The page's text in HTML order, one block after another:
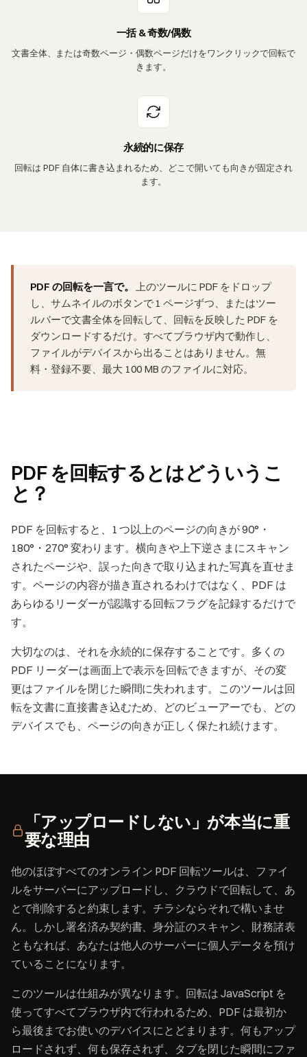
一括 & 奇数/偶数
文書全体、または奇数ページ・偶数ページだけをワンクリックで回転で
きます。
永続的に保存
回転は PDF 自体に書き込まれるため、どこで開いても向きが固定され
ます。
PDF の回転を一言で。
上のツールに PDF をドロップ
し、サムネイルのボタンで 1 ページずつ、またはツー
ルバーで文書全体を回転して、回転を反映した PDF を
ダウンロードするだけ。すべてブラウザ内で動作し、
ファイルがデバイスから出ることはありません。無
料・登録不要、最大 100 MB のファイルに対応。
PDF を回転するとはどういうこ
と？
PDF を回転すると、1 つ以上のページの向きが 90°・
180°・270° 変わります。横向きや上下逆さまにスキャン
されたページや、誤った向きで取り込まれた写真を直せま
す。ページの内容が描き直されるわけではなく、PDF は
あらゆるリーダーが認識する回転フラグを記録するだけで
す。
大切なのは、それを永続的に保存することです。多くの
PDF リーダーは画面上で表示を回転できますが、その変
更はファイルを閉じた瞬間に失われます。このツールは回
転を文書に直接書き込むため、どのビューアーでも、どの
デバイスでも、ページの向きが正しく保たれ続けます。
「アップロードしない」が本当に重
要な理由
他のほぼすべてのオンライン PDF 回転ツールは、ファイ
ルをサーバーにアップロードし、クラウドで回転して、あ
とで削除すると約束します。チラシならそれで構いませ
ん。しかし署名済み契約書、身分証のスキャン、財務諸表
ともなれば、あなたは他人のサーバーに個人データを預け
ていることになります。
このツールは仕組みが異なります。回転は JavaScript を
使ってすべてブラウザ内で行われるため、PDF は最初か
ら最後までお使いのデバイスにとどまります。何もアップ
ロードされず、何も保存されず、タブを閉じた瞬間にファ